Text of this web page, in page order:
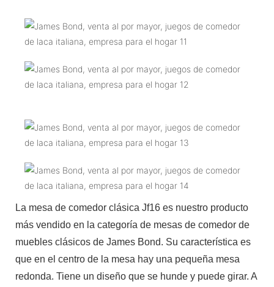
La mesa de comedor clásica Jf16 es nuestro producto
más vendido en la categoría de mesas de comedor de
muebles clásicos de James Bond. Su característica es
que en el centro de la mesa hay una pequeña mesa
redonda. Tiene un diseño que se hunde y puede girar. A